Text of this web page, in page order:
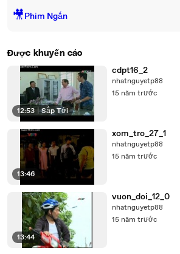
🎥Phim Ngắn
Được khuyến cáo
12:53 Sắp Tới
cdpt16_2
nhatnguyetp88
15 năm trước
13:46
xom_tro_27_1
nhatnguyetp88
15 năm trước
13:44
vuon_doi_12_0
nhatnguyetp88
15 năm trước